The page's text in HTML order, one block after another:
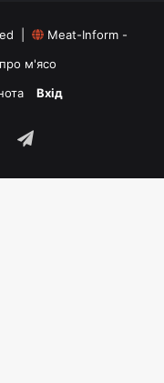
|
Meat-Inform -
м'ясо
Вхід